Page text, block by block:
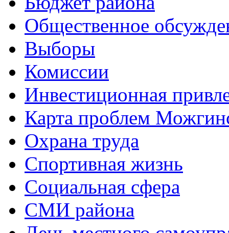
Общественное
Выборы
Комиссии
Инвестиционная
Карта проблем
Охрана труда
Спортивная жизнь
Социальная сфера
СМИ района